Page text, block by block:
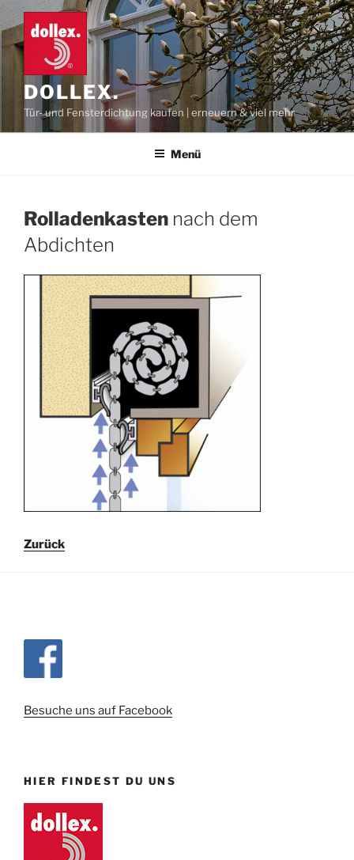
Zum
Inhalt
springen
DOLLEX.
Tür- und Fensterdichtung kaufen | erneuern & viel mehr
Menü
Rolladenkasten nach dem
Abdichten
Zurück
Besuche uns auf Facebook
HIER FINDEST DU UNS